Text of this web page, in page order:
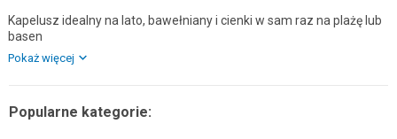
Kapelusz idealny na lato, bawełniany i cienki w sam raz na plażę lub
basen
Pokaż więcej
Popularne kategorie: